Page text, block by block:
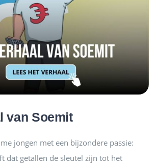
van Soemit
jongen met een bijzondere passie:
dat getallen de sleutel zijn tot het